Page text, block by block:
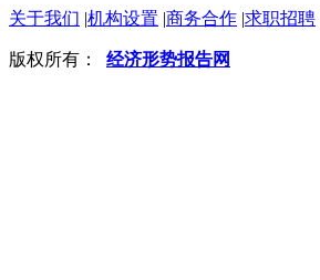
关于我们 |机构设置 |商务合作 |求职招聘
版权所有： 经济形势报告网